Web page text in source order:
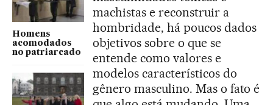
Homens
acomodados
no patriarcado
machistas e reconstruir a
hombridade, há poucos dados
objetivos sobre o que se
entende como valores e
modelos característicos do
gênero masculino. Mas o fato é